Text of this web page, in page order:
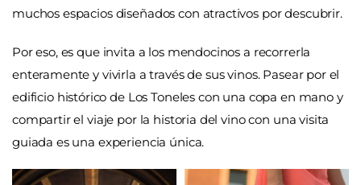
muchos espacios diseñados con atractivos por descubrir.
Por eso, es que invita a los mendocinos a recorrerla
enteramente y vivirla a través de sus vinos. Pasear por el
edificio histórico de Los Toneles con una copa en mano y
compartir el viaje por la historia del vino con una visita
guiada es una experiencia única.